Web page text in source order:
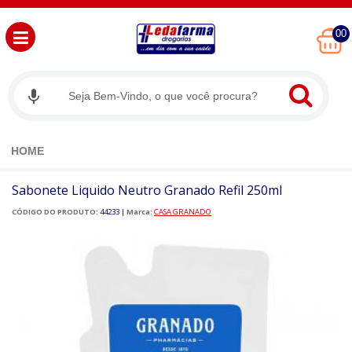
00
HOME
Sabonete Liquido Neutro Granado Refil 250ml
CÓDIGO DO PRODUTO: 44233 | Marca: CASA GRANADO